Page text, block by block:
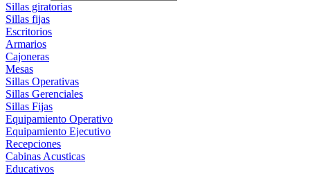
Sillas giratorias
Sillas fijas
Escritorios
Armarios
Cajoneras
Mesas
Sillas Operativas
Sillas Gerenciales
Sillas Fijas
Equipamiento Operativo
Equipamiento Ejecutivo
Recepciones
Cabinas Acusticas
Educativos